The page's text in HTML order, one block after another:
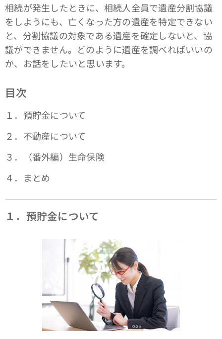
相続が発生したときに、相続人全員で遺産分割協議
をしようにも、亡くなった方の遺産を特定できない
と、分割協議の対象である遺産を確定しないと、協
議ができません。どのように遺産を調べればいいの
か、お話をしたいと思います。
目次
１．預貯金について
２．不動産について
３．（番外編）生命保険
４．まとめ
１．預貯金について